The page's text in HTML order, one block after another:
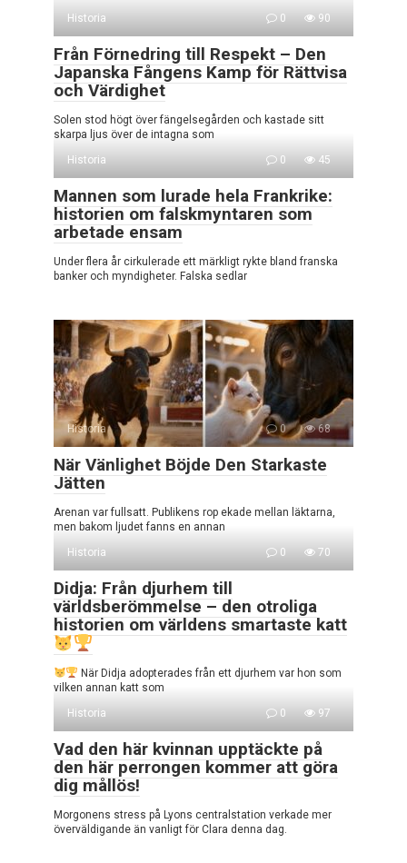
Historia
0 90
Från Förnedring till Respekt – Den
Japanska Fångens Kamp för Rättvisa
och Värdighet
Solen stod högt över fängelsegården och kastade sitt
skarpa ljus över de intagna som
Historia
0 45
Mannen som lurade hela Frankrike:
historien om falskmyntaren som
arbetade ensam
Under flera år cirkulerade ett märkligt rykte bland franska
banker och myndigheter. Falska sedlar
Historia 0 68
När Vänlighet Böjde Den Starkaste
Jätten
Arenan var fullsatt. Publikens rop ekade mellan läktarna,
men bakom ljudet fanns en annan
Historia
0 70
Didja: Från djurhem till
världsberömmelse – den otroliga
historien om världens smartaste katt
När Didja adopterades från ett djurhem var hon som
vilken annan katt som
Historia
0 97
Vad den här kvinnan upptäckte på
den här perrongen kommer att göra
dig mållös!
Morgonens stress på Lyons centralstation verkade mer
överväldigande än vanligt för Clara denna dag.